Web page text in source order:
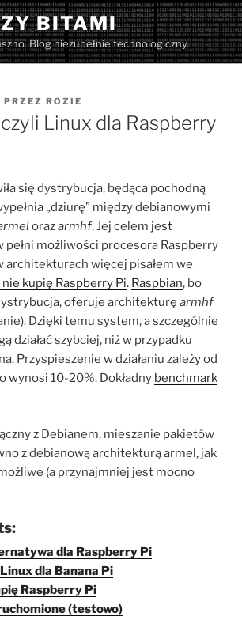
BITAMI
Blog niezupełnie technologiczny.
PRZEZ ROZIE
Linux dla Raspberry
się dystrybucja, będąca pochodną
„dziurę” między debianowymi
orazarmhf. Jej celem jest
pełni możliwości procesora Raspberry
architekturach więcej pisałem we
kupię Raspberry Pi. Raspbian, bo
oferuje architekturę armhf
Dzięki temu system, a szczególnie
działać szybciej, niż w przypadku
Przyspieszenie w działaniu zależy od
wynosi 10-20%. Dokładny benchmark
z Debianem, mieszanie pakietów
z debianową architekturą armel, jak
(a przynajmniej jest mocno
dla Raspberry Pi
dla Banana Pi
Raspberry Pi
(testowo)